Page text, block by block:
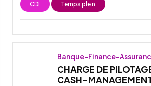
CDI Temps plein
Banque-Finance-
CHARGE DE
CASH-